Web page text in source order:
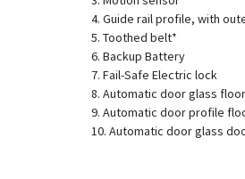
4. Guide rail profile, with
5. Toothed belt*
6. Backup Battery
7. Fail-Safe Electric lock
8. Automatic door glass
9. Automatic door profile
10. Automatic door glass